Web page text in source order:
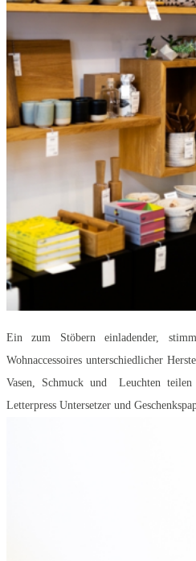
Ein zum Stöbern einladender,
Wohnaccessoires unterschiedlicher
Vasen, Schmuck und Leuchten
Letterpress Untersetzer und